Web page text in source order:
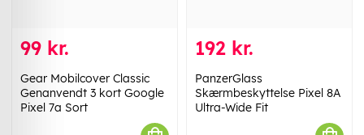
99 kr.
Gear Mobilcover Classic
Genanvendt 3 kort Google
Pixel 7a Sort
192 kr.
PanzerGlass
Skærmbeskyttelse Pixel 8A
Ultra-Wide Fit